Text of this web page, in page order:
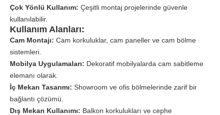
Çok Yönlü Kullanım: Çeşitli montaj projelerinde güvenle
kullanılabilir.
Kullanım Alanları:
Cam Montajı: Cam korkuluklar, cam paneller ve cam bölme
sistemleri.
Mobilya Uygulamaları: Dekoratif mobilyalarda cam sabitleme
elemanı olarak.
İç Mekan Tasarımı: Showroom ve ofis bölmelerinde zarif bir
bağlantı çözümü.
Dış Mekan Kullanımı: Balkon korkulukları ve cephe